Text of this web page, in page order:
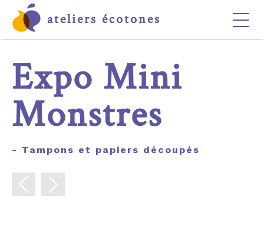
ateliers écotones
LES ATELIERS
LES ÉCOTONES
Expo Mini
Monstres
- Tampons et papiers découpés